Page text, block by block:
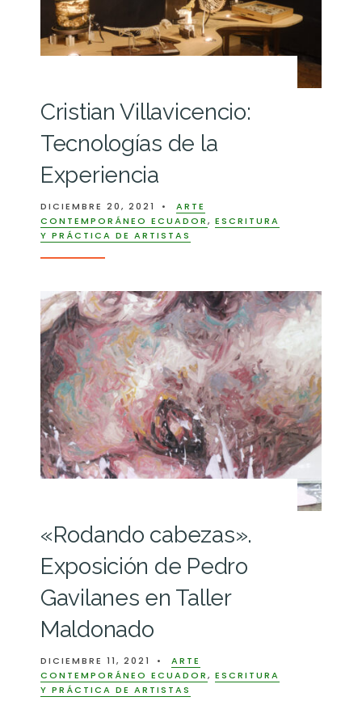
Cristian Villavicencio:
Tecnologías de la
Experiencia
DICIEMBRE 20, 2021 •
ARTE
CONTEMPORÁNEO ECUADOR, ESCRITURA
Y PRÁCTICA DE ARTISTAS
«Rodando cabezas».
Exposición de Pedro
Gavilanes en Taller
Maldonado
DICIEMBRE 11, 2021 •
ARTE
CONTEMPORÁNEO ECUADOR, ESCRITURA
Y PRÁCTICA DE ARTISTAS